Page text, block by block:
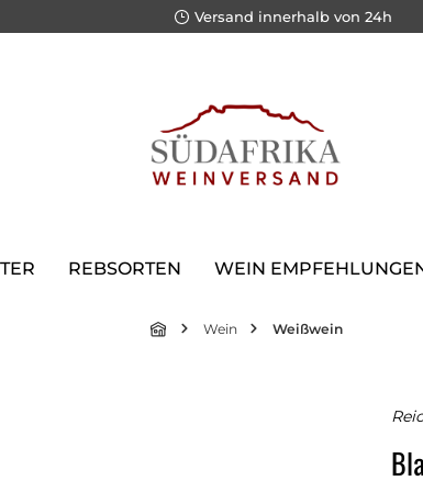
Versand innerhalb von 24h
REBSORTEN WEIN
Wein Weißwein